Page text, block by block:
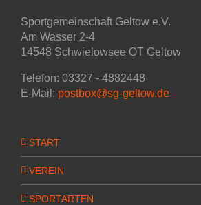
Sportgemeinschaft Geltow e.V.
Am Wasser 2-4
14548 Schwielowsee OT Geltow
Telefon: 03327 - 4882448
E-Mail: postbox@sg-geltow.de
START
VEREIN
SPORTARTEN